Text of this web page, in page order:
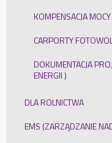
KOMPENSACJA
CARPORTY
DOKUMENTACJA
ENERGII )
DLA ROLNICTWA
EMS (ZARZĄDZANIE